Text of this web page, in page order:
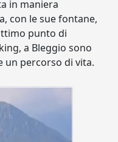
in maniera
con le sue fontane,
punto di
a Bleggio sono
un percorso di vita.